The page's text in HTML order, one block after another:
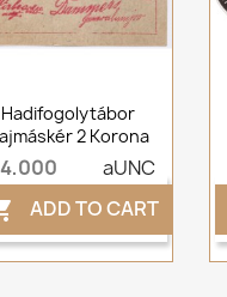
Hadifogolytábor
2 Korona
aUNC
ADD TO CART